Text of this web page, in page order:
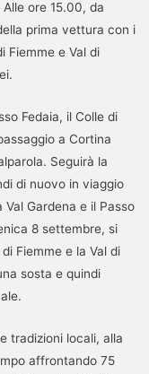
ore 15.00, da
prima vettura con i
Fiemme e Val di
Fedaia, il Colle di
a Cortina
Seguirà la
di nuovo in viaggio
Val Gardena e il Passo
8 settembre, si
Fiemme e la Val di
sosta e quindi
tradizioni locali, alla
affrontando 75